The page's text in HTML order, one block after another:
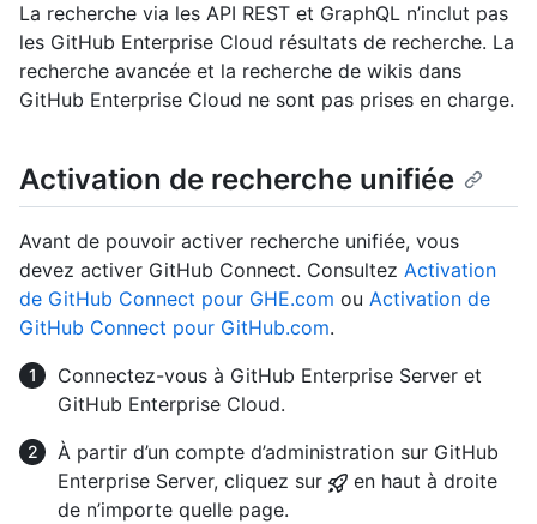
La recherche via les API REST et GraphQL n’inclut pas
les GitHub Enterprise Cloud résultats de recherche. La
recherche avancée et la recherche de wikis dans
GitHub Enterprise Cloud ne sont pas prises en charge.
Activation de recherche unifiée
Avant de pouvoir activer recherche unifiée, vous
devez activer GitHub Connect. Consultez Activation
de GitHub Connect pour GHE.com ou Activation de
GitHub Connect pour GitHub.com.
Connectez-vous à GitHub Enterprise Server et
GitHub Enterprise Cloud.
À partir d’un compte d’administration sur GitHub
Enterprise Server, cliquez sur
en haut à droite
de n’importe quelle page.